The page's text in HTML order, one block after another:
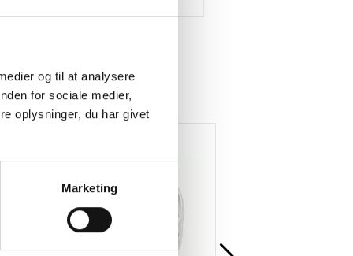
og til at analysere
for sociale medier,
oplysninger, du har givet
Marketing
Køb mere og spar